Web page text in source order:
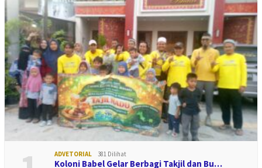
ADVETORIAL 381 Dilihat
Koloni Babel Gelar Berbagi Takjil dan Bu…